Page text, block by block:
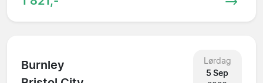
Burnley
Lørdag
5 Sep